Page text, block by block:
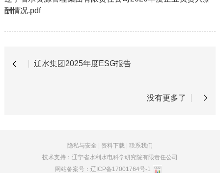
酬情况.pdf
辽水集团2025年度ESG报告
没有更多了
隐私与安全 资料下载|
联系我们
技术支持：辽宁省水利水电科学研究院有限责任公司
网站备案号：辽ICP备17001764号-1